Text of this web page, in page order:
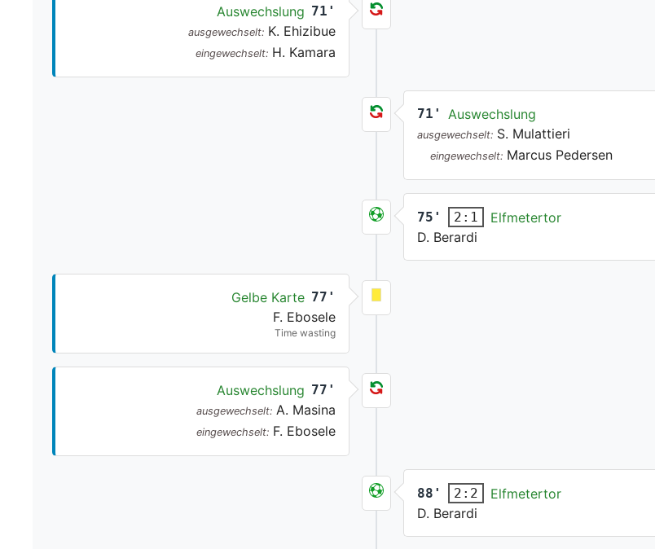
Auswechslung 71'
ausgewechselt: K. Ehizibue
eingewechselt: H. Kamara
71' Auswechslung
ausgewechselt: S. Mulattieri
eingewechselt: Marcus Pedersen
75' 2:1
Elfmetertor
D. Berardi
Gelbe Karte 77'
F. Ebosele
Time wasting
Auswechslung 77'
ausgewechselt: A. Masina
eingewechselt: F. Ebosele
88' 2:2
Elfmetertor
D. Berardi